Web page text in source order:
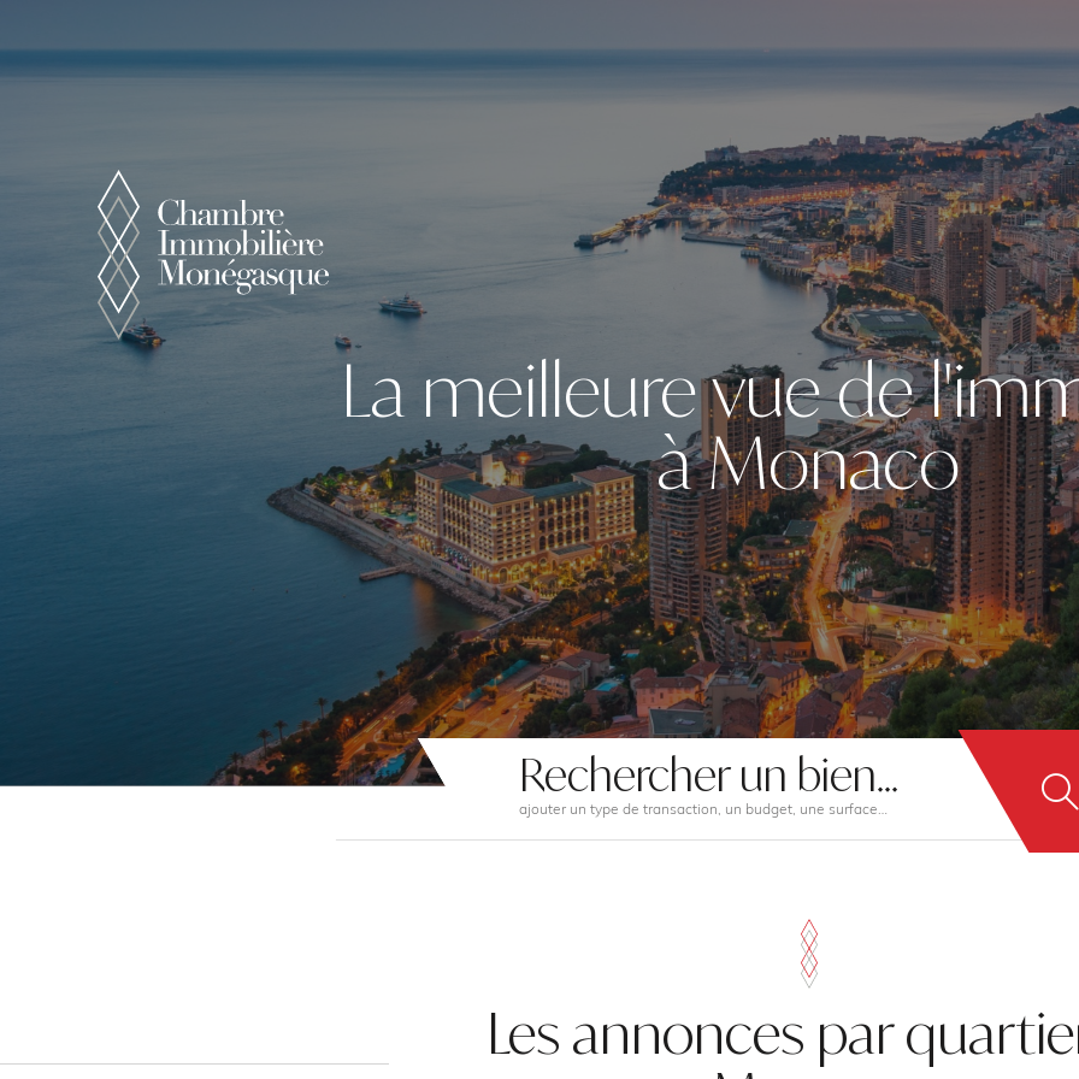
La meilleure vue de
à Monaco
Rechercher un bien...
ajouter un type de transaction, un budget, une surface…
Les annonces par